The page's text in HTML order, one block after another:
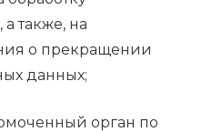
также, на
о прекращении
данных;
орган по